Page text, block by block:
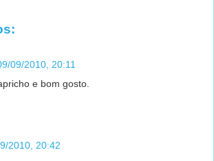
09/2010, 20:11
e bom gosto.
2010, 20:42